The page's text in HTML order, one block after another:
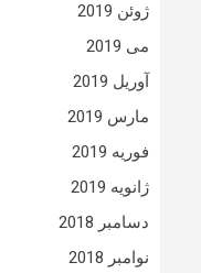
ژوئن 2019
می 2019
آوریل 2019
مارس 2019
فوریه 2019
ژانویه 2019
دسامبر 2018
نوامبر 2018